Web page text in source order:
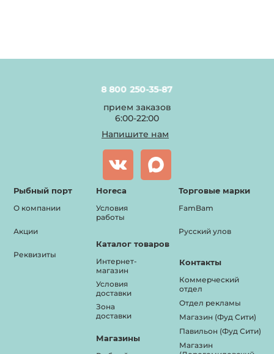
8 800 250-35-87
прием заказов
6:00-22:00
Напишите нам
Рыбный порт
О компании
Акции
Реквизиты
Horeca
Условия
работы
Каталог товаров
Интернет-
магазин
Условия
доставки
Зона
доставки
Магазины
Торговые марки
FamBam
Русский улов
Контакты
Коммерческий
отдел
Отдел рекламы
Магазин (Фуд Сити)
Павильон (Фуд Сити)
Магазин